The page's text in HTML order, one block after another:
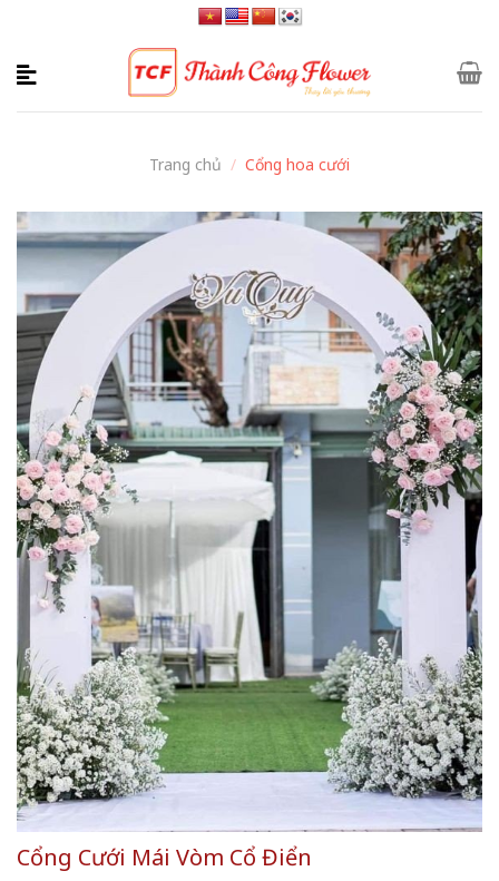
content
Trang chủ / Cổng hoa cưới
Cổng Cưới Mái Vòm Cổ Điển